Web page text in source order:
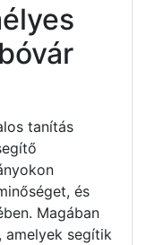
tanítás
és
Magában
amelyek segítik